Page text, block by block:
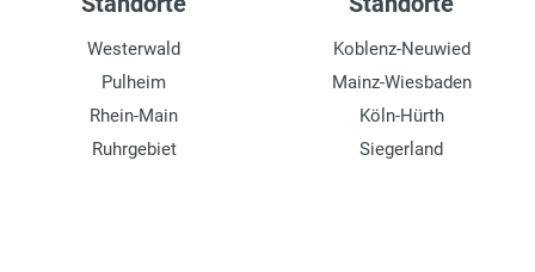
Westerwald
Pulheim
Rhein-Main
Ruhrgebiet
Koblenz-Neuwied
Mainz-Wiesbaden
Köln-Hürth
Siegerland